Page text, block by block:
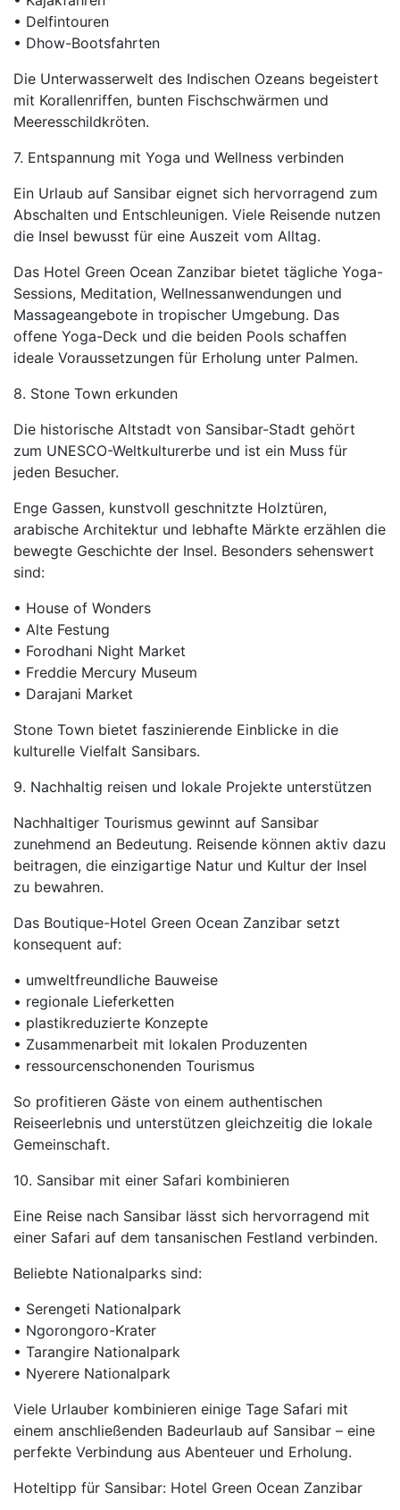
• Delfintouren
• Dhow-Bootsfahrten
Die Unterwasserwelt des Indischen Ozeans begeistert
mit Korallenriffen, bunten Fischschwärmen und
Meeresschildkröten.
7. Entspannung mit Yoga und Wellness verbinden
Ein Urlaub auf Sansibar eignet sich hervorragend zum
Abschalten und Entschleunigen. Viele Reisende nutzen
die Insel bewusst für eine Auszeit vom Alltag.
Das Hotel Green Ocean Zanzibar bietet tägliche Yoga-
Sessions, Meditation, Wellnessanwendungen und
Massageangebote in tropischer Umgebung. Das
offene Yoga-Deck und die beiden Pools schaffen
ideale Voraussetzungen für Erholung unter Palmen.
8. Stone Town erkunden
Die historische Altstadt von Sansibar-Stadt gehört
zum UNESCO-Weltkulturerbe und ist ein Muss für
jeden Besucher.
Enge Gassen, kunstvoll geschnitzte Holztüren,
arabische Architektur und lebhafte Märkte erzählen die
bewegte Geschichte der Insel. Besonders sehenswert
sind:
• House of Wonders
• Alte Festung
• Forodhani Night Market
• Freddie Mercury Museum
• Darajani Market
Stone Town bietet faszinierende Einblicke in die
kulturelle Vielfalt Sansibars.
9. Nachhaltig reisen und lokale Projekte unterstützen
Nachhaltiger Tourismus gewinnt auf Sansibar
zunehmend an Bedeutung. Reisende können aktiv dazu
beitragen, die einzigartige Natur und Kultur der Insel
zu bewahren.
Das Boutique-Hotel Green Ocean Zanzibar setzt
konsequent auf:
• umweltfreundliche Bauweise
• regionale Lieferketten
• plastikreduzierte Konzepte
• Zusammenarbeit mit lokalen Produzenten
• ressourcenschonenden Tourismus
So profitieren Gäste von einem authentischen
Reiseerlebnis und unterstützen gleichzeitig die lokale
Gemeinschaft.
10. Sansibar mit einer Safari kombinieren
Eine Reise nach Sansibar lässt sich hervorragend mit
einer Safari auf dem tansanischen Festland verbinden.
Beliebte Nationalparks sind:
• Serengeti Nationalpark
• Ngorongoro-Krater
• Tarangire Nationalpark
• Nyerere Nationalpark
Viele Urlauber kombinieren einige Tage Safari mit
einem anschließenden Badeurlaub auf Sansibar – eine
perfekte Verbindung aus Abenteuer und Erholung.
Hoteltipp für Sansibar: Hotel Green Ocean Zanzibar